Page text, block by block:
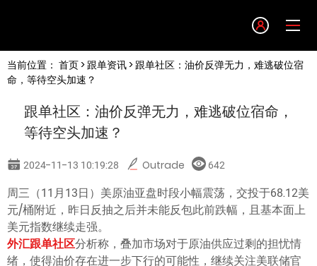
English
简体中文
한글
日本語
当前位置： 首页> 跟单资讯> 跟单社区：油价反弹无力，难逃破位宿
命，等待空头加速？
跟单社区：油价反弹无力，难逃破位宿命，
等待空头加速？
2024-11-13 10:19:28 Outrade 642
周三（11月13日）美原油亚盘时段小幅震荡，交投于68.12美
元/桶附近，昨日反抽之后并未能反包此前跌幅，且基本面上
美元指数继续走强。
外汇跟单社区分析称，叠加市场对于原油供应过剩的担忧情
绪，使得油价存在进一步下行的可能性，继续关注美联储官